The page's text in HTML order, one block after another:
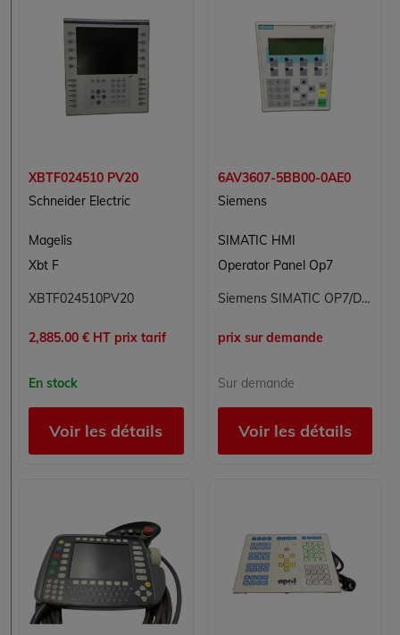
XBTF024510 PV20
Schneider Electric
Magelis
Xbt F
XBTF024510PV20
2,885.00 € HT prix tarif
En stock
Voir les détails
6AV3607-5BB00-0AE0
Siemens
SIMATIC HMI
Operator Panel Op7
Siemens SIMATIC OP7/DP 6AV3607-5BB00-0AE0 pupitre opérateur HMI texte, version spécifique SM+D
prix sur demande
Sur demande
Voir les détails